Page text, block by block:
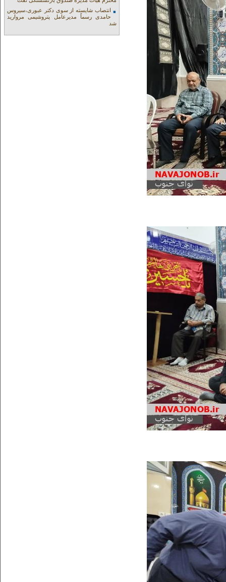
انتصاب شایسته از سوی دکتر عبوری،سیروس
حامدی رسماً مدیرعامل پتروشیمی مروارید
شد